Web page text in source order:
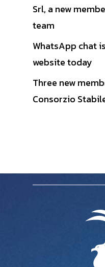
Srl, a new
team
WhatsApp chat
website today
Three new
Consorzio